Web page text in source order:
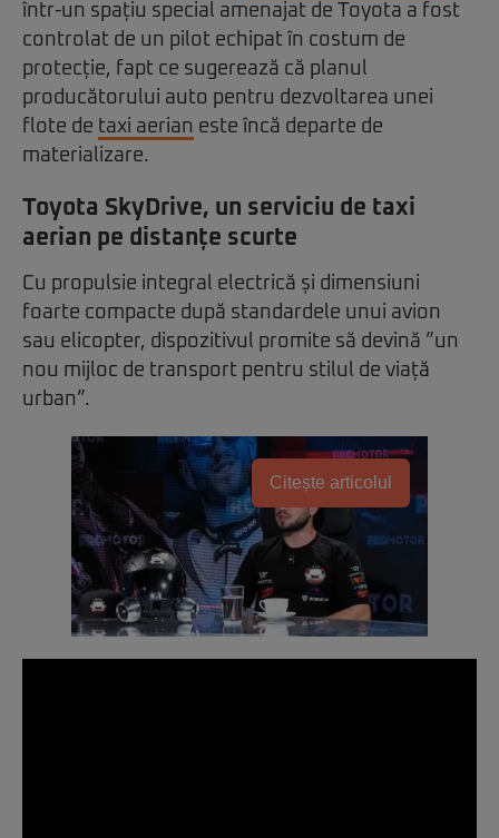
într-un spațiu special amenajat de Toyota a fost
controlat de un pilot echipat în costum de
protecție, fapt ce sugerează că planul
producătorului auto pentru dezvoltarea unei
flote de taxi aerian este încă departe de
materializare.
Toyota SkyDrive, un serviciu de taxi
aerian pe distanțe scurte
Cu propulsie integral electrică și dimensiuni
foarte compacte după standardele unui avion
sau elicopter, dispozitivul promite să devină ”un
nou mijloc de transport pentru stilul de viață
urban”.
Citește articolul